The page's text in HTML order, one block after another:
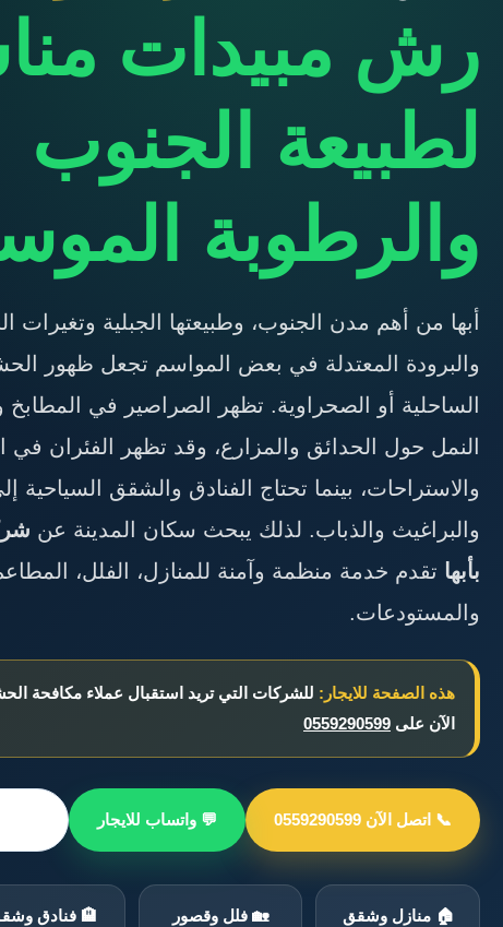
رش مبيدات
لطبيعة الجنوب
والرطوبة
أبها من أهم مدن الجنوب، وطبيعتها الجبلية وتغيرات
والبرودة المعتدلة في بعض المواسم تجعل ظهور
الساحلية أو الصحراوية. تظهر الصراصير في المطابخ
النمل حول الحدائق والمزارع، وقد تظهر الفئران في
والاستراحات، بينما تحتاج الفنادق والشقق السياحية
والبراغيث والذباب. لذلك يبحث سكان المدينة عن
بأبها تقدم خدمة منظمة وآمنة للمنازل، الفلل،
والمستودعات.
هذه الصفحة للايجار: للشركات التي تريد استقبال عملاء مكافحة
الآن على 0559290599
📞 اتصل الآن 0559290599 💬 واتساب للايجار
🏠 منازل وشقق 🏡 فلل وقصور
🏨 فنادق